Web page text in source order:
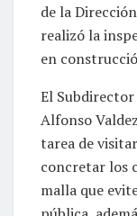
de la
realizó la
en
El
Alfonso
tarea de
concretar los
malla que